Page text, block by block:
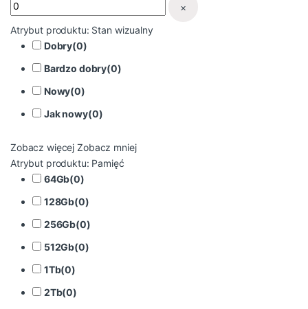
×
Atrybut produktu: Stan wizualny
Dobry(0)
Bardzo dobry(0)
Nowy(0)
Jak nowy(0)
Zobacz więcej Zobacz mniej
Atrybut produktu: Pamięć
64Gb(0)
128Gb(0)
256Gb(0)
512Gb(0)
1Tb(0)
2Tb(0)